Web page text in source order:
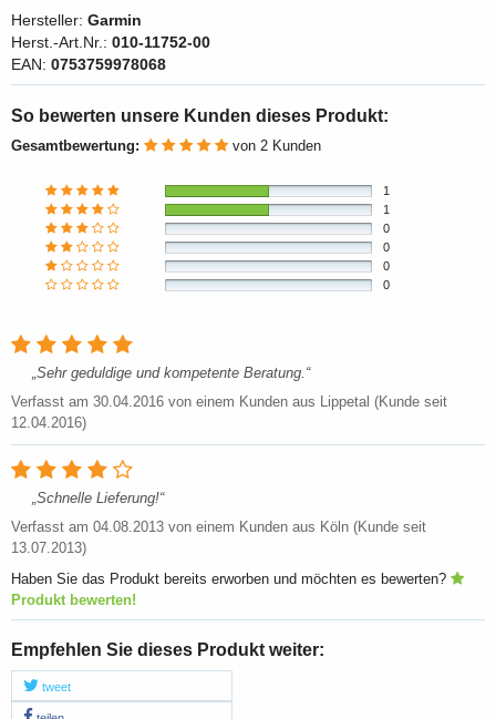
Hersteller: Garmin
Herst.-Art.Nr.: 010-11752-00
EAN: 0753759978068
So bewerten unsere Kunden dieses Produkt:
Gesamtbewertung: von 2 Kunden
1
1
0
0
0
0
Sehr geduldige und kompetente Beratung.
Verfasst am 30.04.2016 von einem Kunden aus Lippetal (Kunde seit
12.04.2016)
Schnelle Lieferung!
Verfasst am 04.08.2013 von einem Kunden aus Köln (Kunde seit
13.07.2013)
Haben Sie das Produkt bereits erworben und möchten es bewerten?
Produkt bewerten!
Empfehlen Sie dieses Produkt weiter:
tweet